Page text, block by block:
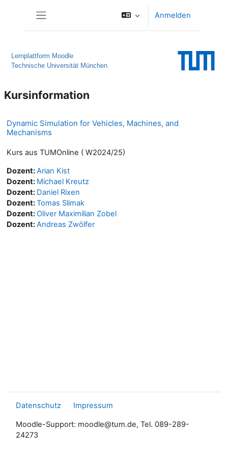
Anmelden
Lernplattform Moodle
Technische Universität München
Kursinformation
Dynamic Simulation for Vehicles, Machines, and
Mechanisms
Kurs aus TUMOnline ( W2024/25)
Dozent:Arian Kist
Dozent: Michael Kreutz
Dozent: Daniel Rixen
Dozent:Tomas Slimak
Dozent:Oliver Maximilian Zobel
Dozent:Andreas Zwölfer
Datenschutz Impressum
Moodle-Support: moodle@tum.de, Tel. 089-289-
24273